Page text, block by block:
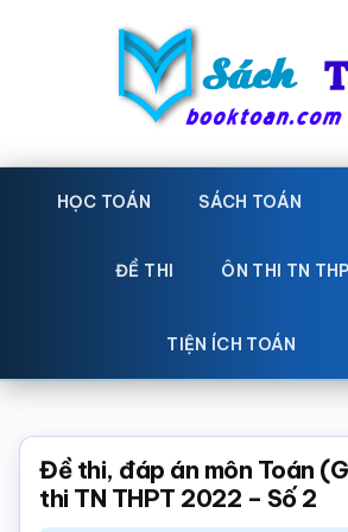
Sách
Toán
toán
Học
toán,
giáo
Toán,
trắc
HỌC TOÁN SÁCH TOÁN
ĐỀ THI ÔN THI TN
TIỆN ÍCH TOÁN
Đề thi, đáp án môn Toán
thi TN THPT 2022 – Số 2